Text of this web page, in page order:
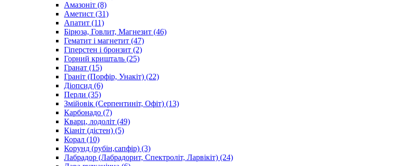
Амазоніт (8)
Аметист (31)
Апатит (11)
Бірюза, Говлит, Магнезит (46)
Гематит і магнетит (47)
Гіперстен і бронзит (2)
Горний кришталь (25)
Гранат (15)
Граніт (Порфір, Унакіт) (22)
Діопсид (6)
Перли (35)
Змійовік (Серпентиніт, Офіт) (13)
Карбонадо (7)
Кварц, лодоліт (49)
Кіаніт (дістен) (5)
Корал (10)
Корунд (рубін,сапфір) (3)
Лабрадор (Лабрадорит, Спектроліт, Ларвікіт) (24)